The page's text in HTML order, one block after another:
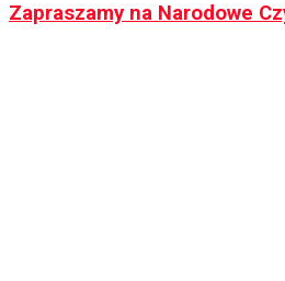
Zapraszamy na Narodowe